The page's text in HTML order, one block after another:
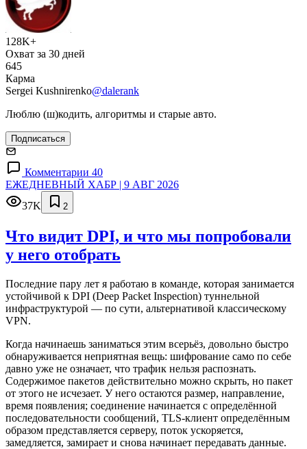
128K+
Охват за 30 дней
645
Карма
Sergei Kushnirenko@dalerank
Люблю (ш)кодить, алгоритмы и старые авто.
Подписаться
Комментарии 40
ЕЖЕДНЕВНЫЙ ХАБР | 9 АВГ 2026
37K
2
Что видит DPI, и что мы попробовали
у него отобрать
Последние пару лет я работаю в команде, которая занимается
устойчивой к DPI (Deep Packet Inspection) туннельной
инфраструктурой — по сути, альтернативой классическому
VPN.
Когда начинаешь заниматься этим всерьёз, довольно быстро
обнаруживается неприятная вещь: шифрование само по себе
давно уже не означает, что трафик нельзя распознать.
Содержимое пакетов действительно можно скрыть, но пакет
от этого не исчезает. У него остаются размер, направление,
время появления; соединение начинается с определённой
последовательности сообщений, TLS-клиент определённым
образом представляется серверу, поток ускоряется,
замедляется, замирает и снова начинает передавать данные.